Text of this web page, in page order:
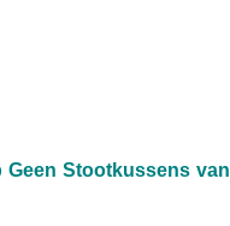
Geen Stootkussens van